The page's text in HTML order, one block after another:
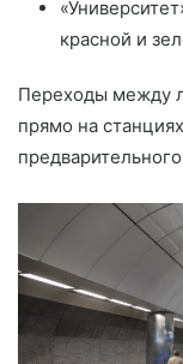
красной и
Переходы между
прямо на